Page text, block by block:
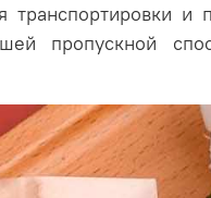
и
пропускной